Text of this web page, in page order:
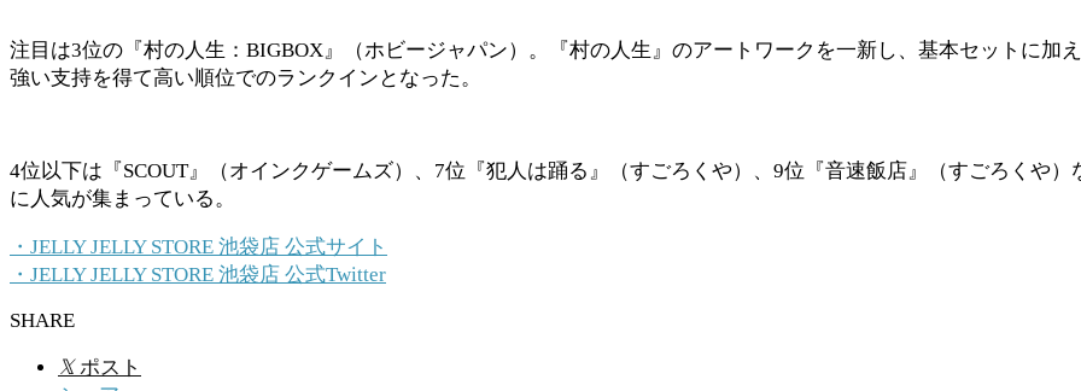
注目は3位の『村の人生：BIGBOX』（ホビージャパン）。『村の人生』のアートワークを一新し、基本セットに加
強い支持を得て高い順位でのランクインとなった。
4位以下は『SCOUT』（オインクゲームズ）、7位『犯人は踊る』（すごろくや）、9位『音速飯店』（すごろくや
に人気が集まっている。
・JELLY JELLY STORE 池袋店 公式サイト
・JELLY JELLY STORE 池袋店 公式Twitter
SHARE
𝕏 ポスト